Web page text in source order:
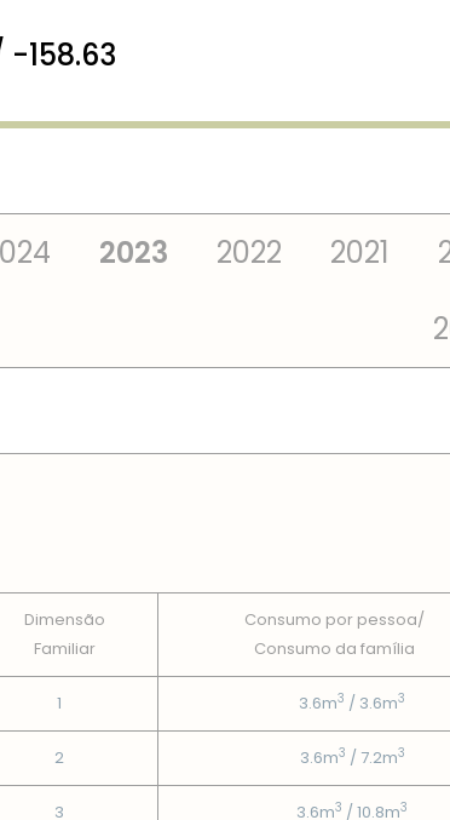
-158.63
2023 2022 2021
Dimensão
Familiar
Consumo por pessoa/
Consumo da famí­lia
1 3.6m3 / 3.6m3
2 3.6m3 / 7.2m3
3 3.6m3 / 10.8m3